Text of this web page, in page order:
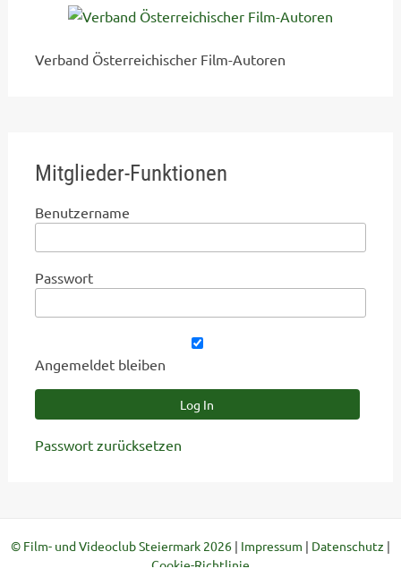
Verband Österreichischer Film-Autoren
Mitglieder-Funktionen
Benutzername
Passwort
Angemeldet bleiben
Passwort zurücksetzen
© Film- und Videoclub Steiermark 2026 | Impressum | Datenschutz |
Cookie-Richtlinie